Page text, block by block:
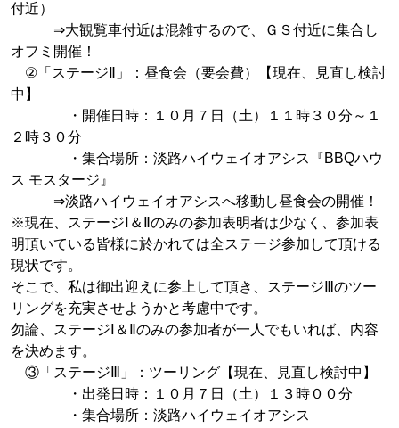
付近）
⇒大観覧車付近は混雑するので、ＧＳ付近に集合し
オフミ開催！
②「ステージⅡ」：昼食会（要会費）【現在、見直し検討
中】
・開催日時：１０月７日（土）１１時３０分～１
２時３０分
・集合場所：淡路ハイウェイオアシス『BBQハウ
ス モスタージ』
⇒淡路ハイウェイオアシスへ移動し昼食会の開催！
※現在、ステージⅠ＆Ⅱのみの参加表明者は少なく、参加表
明頂いている皆様に於かれては全ステージ参加して頂ける
現状です。
そこで、私は御出迎えに参上して頂き、ステージⅢのツー
リングを充実させようかと考慮中です。
勿論、ステージⅠ＆Ⅱのみの参加者が一人でもいれば、内容
を決めます。
③「ステージⅢ」：ツーリング【現在、見直し検討中】
・出発日時：１０月７日（土）１３時００分
・集合場所：淡路ハイウェイオアシス